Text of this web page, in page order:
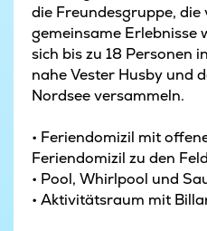
die Freundesgruppe, die
gemeinsame Erlebnisse
sich bis zu 18 Personen
nahe Vester Husby und
Nordsee versammeln.
• Feriendomizil mit
Feriendomizil zu den
• Pool, Whirlpool und
• Aktivitätsraum mit